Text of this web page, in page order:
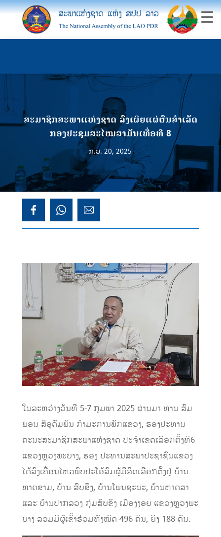
ສະມາຊິກສະພາແຫ່ງຊາດ ລົງເຜີຍແຜ່ຜົນສໍາເລັດ
ກອງປະຊຸມສະໄໝສາມັນເທື່ອທີ 8
ກ.ພ. 20, 2025
ໃນລະຫວ່າງວັນທີ 5-7 ກຸມພາ 2025 ຜ່ານມາ ທ່ານ ສົມ
ພອນ ສີອຸດົມພັນ ກໍາມະການພັກແຂວງ, ຮອງປະທານ
ຄະນະສະມາຊິກສະພາແຫ່ງຊາດ ປະຈໍາເຂດເລືອກຕັ້ງທີ6
ແຂວງຫຼວງພະບາງ, ຮອງ ປະທານສະພາປະຊາຊົນແຂວງ
ໄດ້ລົງເຄື່ອນໄຫວພົບປະໂອ້ລົມຜູ້ມີສິດເລືອກຕັ້ງຢູ່ ບ້ານ
ຫາດຂາມ, ບ້ານ ສົບຂິງ, ບ້ານໂພນຊະນະ, ບ້ານຫາດສາ
ແລະ ບ້ານປາກລວງ ກຸ່ມສົບຂິງ ເມືອງງອຍ ແຂວງຫຼວງພະ
ບາງ ລວມມີຜູ້ເຂົ້າຮ່ວມທັງໝົດ 496 ຄົນ, ຍິງ 188 ຄົນ.